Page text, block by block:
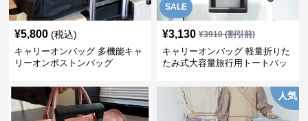
¥5,800 (税込)
キャリーオンバッグ 多機能キャ
リーオンボストンバッグ
SALE
¥3,130 ¥3910(割引前)
キャリーオンバッグ 軽量折りた
たみ式大容量旅行用トートバッ
人気